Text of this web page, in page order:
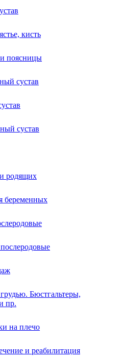
кисть
поясницы
сустав
сустав
родящих
беременных
Бюстгальтеры,
пр.
на плечо
и реабилитация